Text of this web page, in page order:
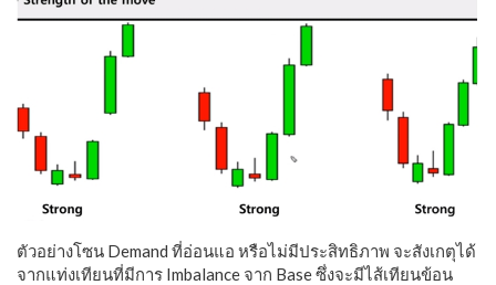
ตัวอย่างโซน Demand ที่อ่อนแอ หรือไม่มีประสิทธิภาพ จะสังเกตุได้
จากแท่งเทียนที่มีการ Imbalance จาก Base ซึ่งจะมีไส้เทียนข้อน